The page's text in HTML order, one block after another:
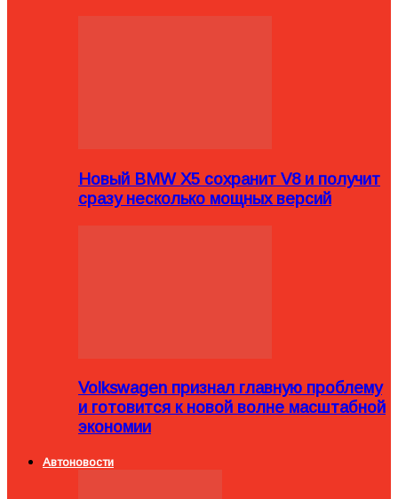
Новый BMW X5 сохранит V8 и получит
сразу несколько мощных версий
Volkswagen признал главную проблему
и готовится к новой волне масштабной
экономии
Автоновости